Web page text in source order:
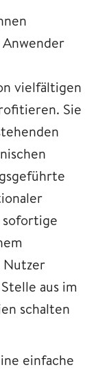
vielfältigen
Sie
Nutzer
aus im
schalten
einfache